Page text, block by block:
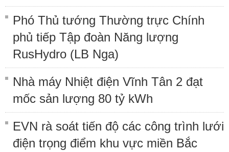
Phó Thủ tướng Thường trực Chính
phủ tiếp Tập đoàn Năng lượng
RusHydro (LB Nga)
Nhà máy Nhiệt điện Vĩnh Tân 2 đạt
mốc sản lượng 80 tỷ kWh
EVN rà soát tiến độ các công trình lưới
điện trọng điểm khu vực miền Bắc